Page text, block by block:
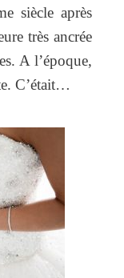
siècle après
très ancrée
A l’époque,
C’était…